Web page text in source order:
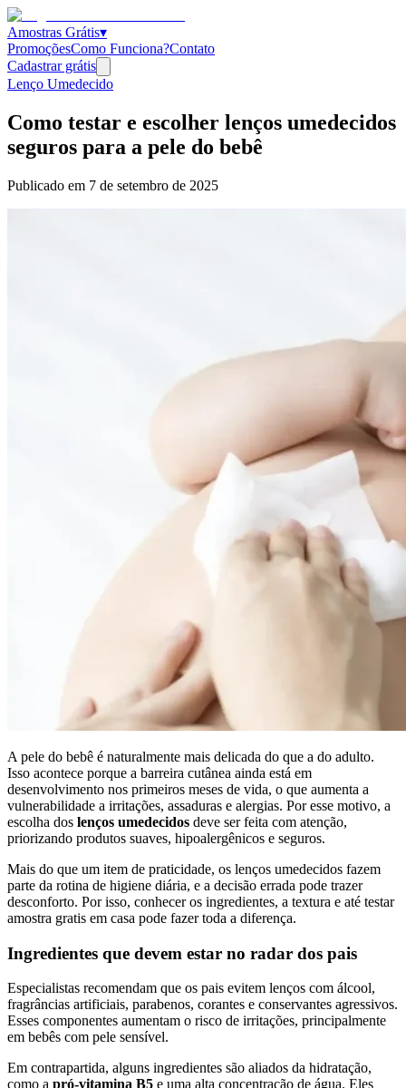
Amostras Grátis▾
PromoçõesComo Funciona?Contato
Cadastrar grátis
Lenço Umedecido
Como testar e escolher lenços umedecidos
seguros para a pele do bebê
Publicado em 7 de setembro de 2025
A pele do bebê é naturalmente mais delicada do que a do adulto.
Isso acontece porque a barreira cutânea ainda está em
desenvolvimento nos primeiros meses de vida, o que aumenta a
vulnerabilidade a irritações, assaduras e alergias. Por esse motivo, a
escolha dos lenços umedecidos deve ser feita com atenção,
priorizando produtos suaves, hipoalergênicos e seguros.
Mais do que um item de praticidade, os lenços umedecidos fazem
parte da rotina de higiene diária, e a decisão errada pode trazer
desconforto. Por isso, conhecer os ingredientes, a textura e até testar
amostra gratis em casa pode fazer toda a diferença.
Ingredientes que devem estar no radar dos pais
Especialistas recomendam que os pais evitem lenços com álcool,
fragrâncias artificiais, parabenos, corantes e conservantes agressivos.
Esses componentes aumentam o risco de irritações, principalmente
em bebês com pele sensível.
Em contrapartida, alguns ingredientes são aliados da hidratação,
como a pró-vitamina B5 e uma alta concentração de água. Eles